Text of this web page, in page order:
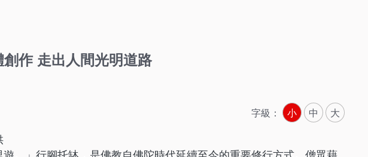
創作 走出人間光明道路
字級：
小 中 大